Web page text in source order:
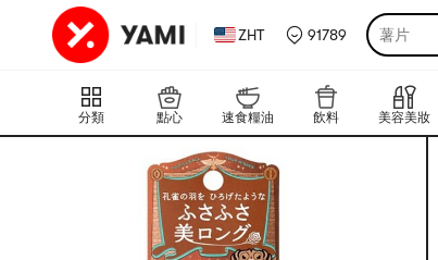
ZHT 91789 薯片
分類 點心 速食糧油 飲料 美容美妝